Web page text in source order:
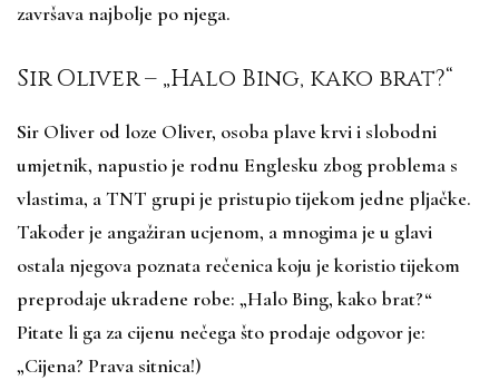
završava najbolje po njega.
Sir Oliver – „Halo Bing, kako brat?“
Sir Oliver od loze Oliver, osoba plave krvi i slobodni
umjetnik, napustio je rodnu Englesku zbog problema s
vlastima, a TNT grupi je pristupio tijekom jedne pljačke.
Također je angažiran ucjenom, a mnogima je u glavi
ostala njegova poznata rečenica koju je koristio tijekom
preprodaje ukradene robe: „Halo Bing, kako brat?“
Pitate li ga za cijenu nečega što prodaje odgovor je:
„Cijena? Prava sitnica!)